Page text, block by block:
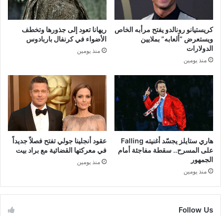
كريستيانو رونالدو يفتح مرأبه الخاص
ويستعرض “ألعابه” بملايين
الدولارات
منذ يومين
ريهانا تعود إلى جذورها وتخطف
الأضواء في كرنفال باربادوس
منذ يومين
هاري ستايلز يجسّد أغنيته Falling
على المسرح.. سقطة مفاجئة أمام
الجمهور
منذ يومين
عقود أنجلينا جولي تفتح فصلاً جديداً
في معركتها القضائية مع براد بيت
منذ يومين
Follow Us